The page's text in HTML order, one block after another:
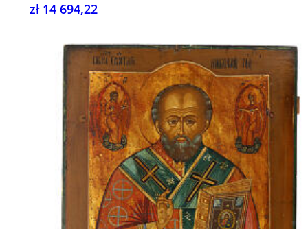
zł 14 694,22